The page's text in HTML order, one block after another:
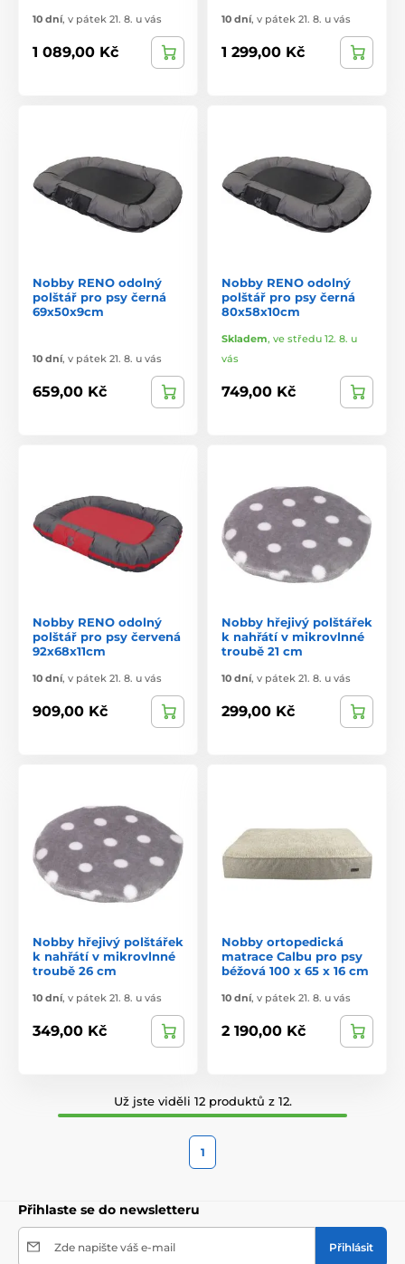
10 dní, v pátek 21. 8. u vás
1 089,00 Kč
10 dní, v pátek 21. 8. u vás
1 299,00 Kč
Nobby RENO odolný
polštář pro psy černá
69x50x9cm
10 dní, v pátek 21. 8. u vás
659,00 Kč
Nobby RENO odolný
polštář pro psy černá
80x58x10cm
Skladem, ve středu 12. 8. u
vás
749,00 Kč
Nobby RENO odolný
polštář pro psy červená
92x68x11cm
10 dní, v pátek 21. 8. u vás
909,00 Kč
Nobby hřejivý polštářek
k nahřátí v mikrovlnné
troubě 21 cm
10 dní, v pátek 21. 8. u vás
299,00 Kč
Nobby hřejivý polštářek
k nahřátí v mikrovlnné
troubě 26 cm
10 dní, v pátek 21. 8. u vás
349,00 Kč
Nobby ortopedická
matrace Calbu pro psy
béžová 100 x 65 x 16 cm
10 dní, v pátek 21. 8. u vás
2 190,00 Kč
Už jste viděli 12 produktů z 12.
1
Přihlaste se do newsletteru
Zde napište váš e-mail Přihlásit